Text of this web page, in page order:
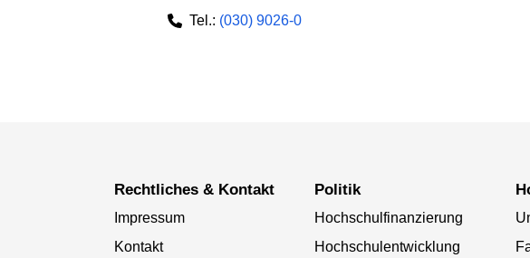
Tel.: (030) 9026-0
Rechtliches & Kontakt
Impressum
Kontakt
Politik
Hochschulfinanzierung
Hochschulentwicklung